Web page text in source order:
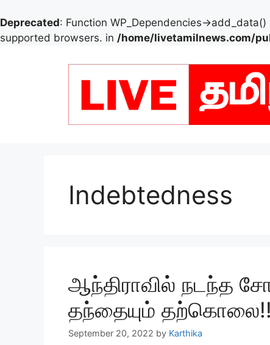
Deprecated: Function WP_Dependencies-
supported browsers. in /home/livetamilnews.com/
Indebtedness
ஆந்திராவில் நடந்த
தந்தையும்
September 20, 2022 by Karthika